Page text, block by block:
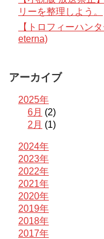
リーを整理しよう。
【トロフィーハン
eterna)
アーカイブ
2025年
6月 (2)
2月 (1)
2024年
2023年
2022年
2021年
2020年
2019年
2018年
2017年